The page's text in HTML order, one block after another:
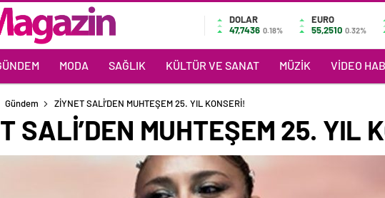
DOLAR
47,7436 0.18%
EURO
55,2510 0.32%
MODA SAĞLIK KÜLTÜR VE SANAT MÜZIK VIDEO
Gündem ZİYNET SALİ’DEN MUHTEŞEM 25. YIL KONSERİ!
SALİ’DEN MUHTEŞEM 25. YIL